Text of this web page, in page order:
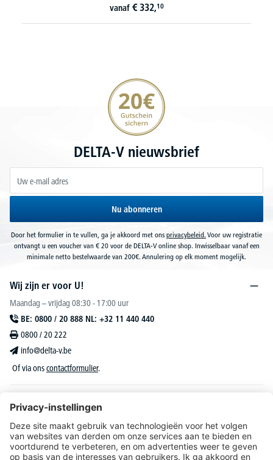
vanaf€ 1.214,
20€ korting verzekeren
DELTA-V nieuwsbrief
Nu abonneren
Door het formulier in te vullen, ga je akkoord met ons privacybeleid. Voor uw registratie
ontvangt u een voucher van € 20 voor de DELTA-V online shop. Inwisselbaar vanaf een
minimale netto bestelwaarde van 200€. Annulering op elk moment mogelijk.
Wij zijn er voor U!
Maandag – vrijdag 08:30 - 17:00 uur
BE: 0800 / 20 888 NL: +32 11 440 440
0800 / 20 222
info@delta-v.be
Of via onscontactformulier.
DELTA-V Lucas
Klantenservice